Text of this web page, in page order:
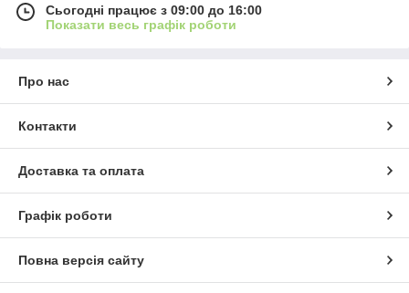
Сьогодні працює з 09:00 до 16:00
Показати весь графік роботи
Про нас
Контакти
Доставка та оплата
Графік роботи
Повна версія сайту